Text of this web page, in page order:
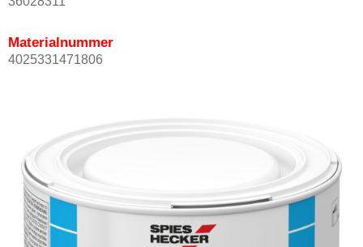
Materialnummer
4025331471806